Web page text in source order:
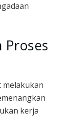
Proses
kerja